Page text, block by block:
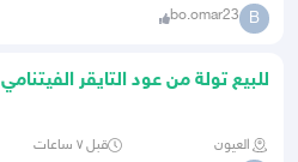
B
bo.omar23
للبيع تولة من عود التايقر الفيتنامي
العيون قبل ٧ ساعات